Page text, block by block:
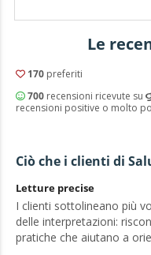
Le
170preferiti
700recensioni ricevute su
recensioni positive o molto
Ciò che i clienti di
Letture precise
I clienti sottolineano più
delle interpretazioni:
pratiche che aiutano a